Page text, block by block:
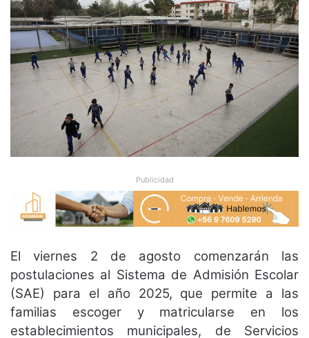
Publicidad
El viernes 2 de agosto comenzarán las
postulaciones al Sistema de Admisión Escolar
(SAE) para el año 2025, que permite a las
familias escoger y matricularse en los
establecimientos municipales, de Servicios